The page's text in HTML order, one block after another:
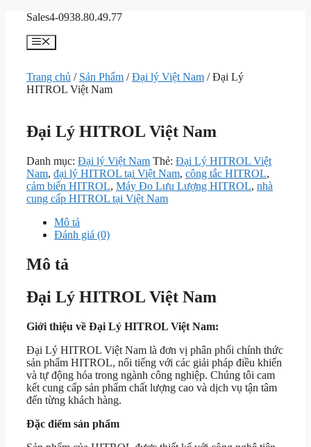
Chuyển
dung
Sales4-0938.80.49.77
Menu
Trang chủ / Sản Phẩm /Đại lý Việt Nam / Đại Lý
HITROL Việt Nam
Đại Lý HITROL Việt Nam
Danh mục: Đại lý Việt Nam Thẻ: Đại Lý HITROL Việt
Nam, đại lý HITROL tại Việt Nam, công tắc HITROL,
cảm biến HITROL, Máy Đo Lưu Lượng HITROL, nhà
cung cấp HITROL tại Việt Nam
Mô tả
Đánh giá (0)
Mô tả
Đại Lý HITROL Việt Nam
Giới thiệu về Đại Lý HITROL Việt Nam:
Đại Lý HITROL Việt Nam là đơn vị phân phối chính thức
sản phẩm HITROL, nổi tiếng với các giải pháp điều khiển
và tự động hóa trong ngành công nghiệp. Chúng tôi cam
kết cung cấp sản phẩm chất lượng cao và dịch vụ tận tâm
đến từng khách hàng.
Đặc điểm sản phẩm